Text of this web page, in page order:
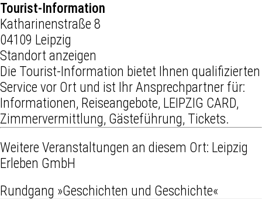
Tourist-Information
Katharinenstraße 8
04109 Leipzig
Standort anzeigen
Die Tourist-Information bietet Ihnen qualifizierten
Service vor Ort und ist Ihr Ansprechpartner für:
Informationen, Reiseangebote, LEIPZIG CARD,
Zimmervermittlung, Gästeführung, Tickets.
Weitere Veranstaltungen an diesem Ort: Leipzig
Erleben GmbH
Rundgang »Geschichten und Geschichte«